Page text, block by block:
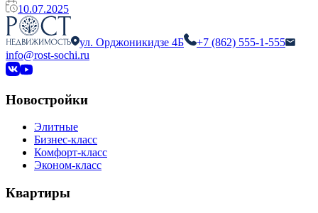
10.07.2025
ул. Орджоникидзе 4Б
+7 (862) 555-1-555
info@rost-sochi.ru
Новостройки
Элитные
Бизнес-класс
Комфорт-класс
Эконом-класс
Квартиры